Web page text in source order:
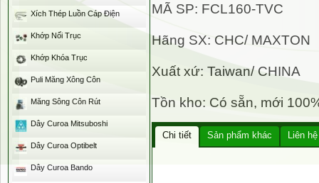
MÃ SP: FCL160-TVC
Hãng SX: CHC/ MAXTON
Xuất xứ: Taiwan/ CHINA
Tồn kho: Có sẵn, mới
Chi tiết Sản phẩm khác Liên hệ
Xích Thép Luồn Cáp Điện
Khớp Nối Trục
Khớp Khóa Trục
Puli Măng Xông Côn
Măng Sông Côn Rút
Dây Curoa Mitsuboshi
Dây Curoa Optibelt
Dây Curoa Bando